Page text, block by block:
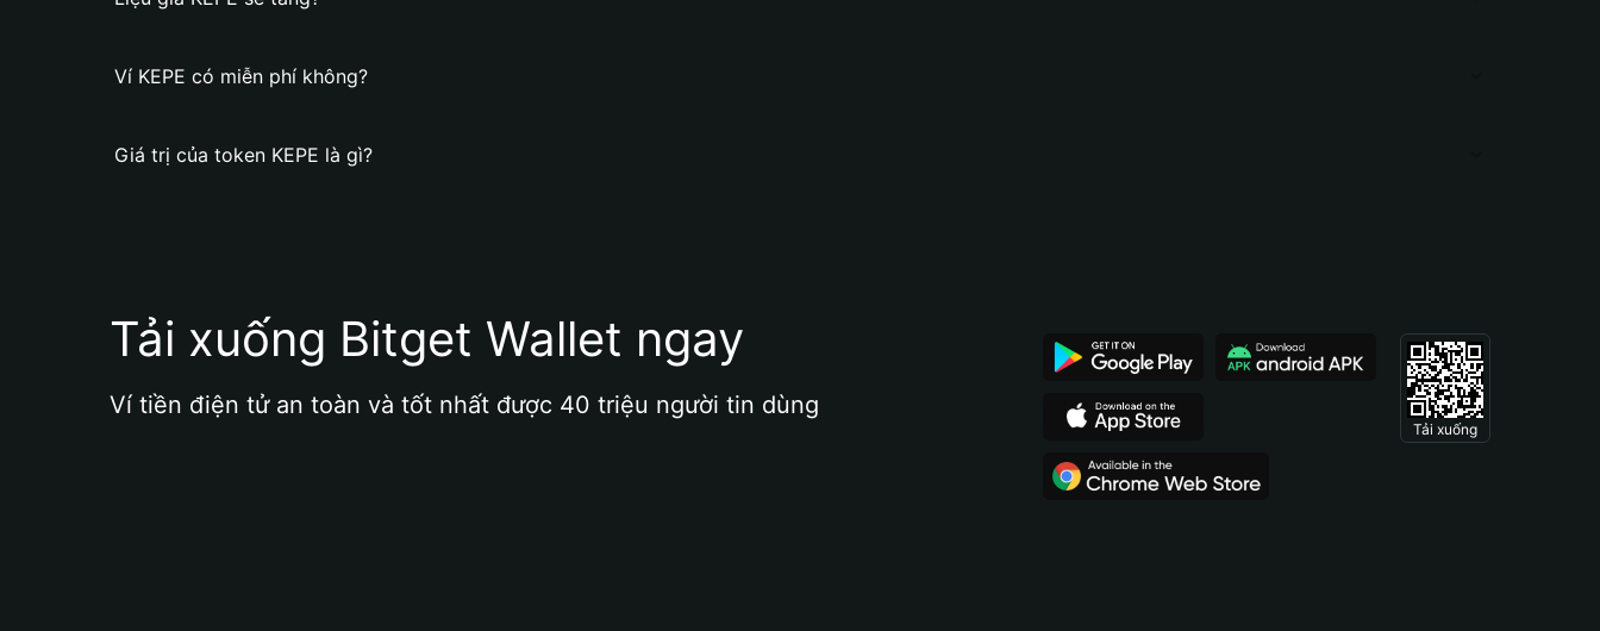
Ví KEPE có miễn phí không?
Giá trị của token KEPE là gì?
Tải xuống Bitget Wallet ngay
Ví tiền điện tử an toàn và tốt nhất được 40 triệu người tin dùng
Tải xuống